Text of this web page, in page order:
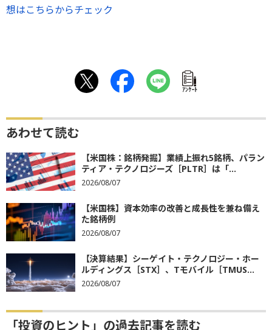
想はこちらからチェック
ｱﾝｹｰﾄ
あわせて読む
【米国株：銘柄発掘】業績上振れ5銘柄、パラン
ティア・テクノロジーズ［PLTR］は「...
2026/08/07
【米国株】資本効率の改善と成長性を兼ね備え
た銘柄例
2026/08/07
【決算結果】シーゲイト・テクノロジー・ホー
ルディングス［STX］、Tモバイル［TMUS...
2026/08/07
「投資のヒント」の過去記事を読む